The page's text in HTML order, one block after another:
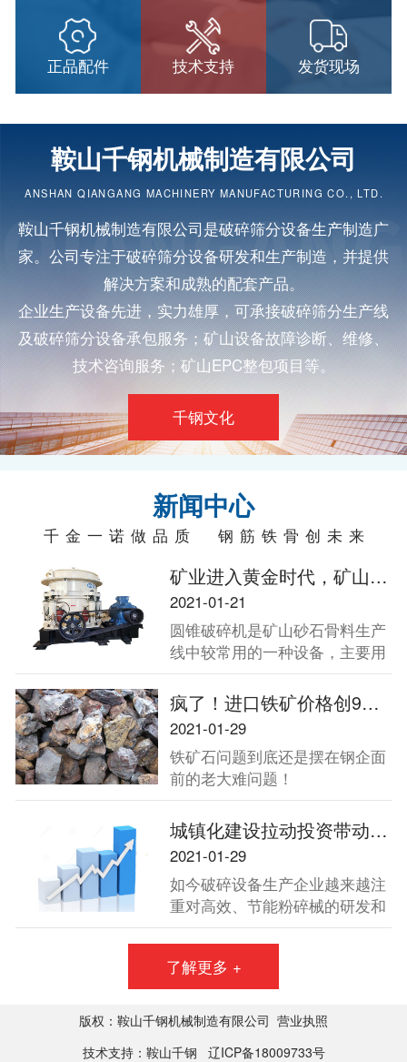
正品配件 技术支持 发货现场
鞍山千钢机械制造有限公司
ANSHAN QIANGANG MACHINERY MANUFACTURING CO., LTD.
鞍山千钢机械制造有限公司是破碎筛分设备生产制造广
家。公司专注于破碎筛分设备研发和生产制造，并提供
解决方案和成熟的配套产品。
企业生产设备先进，实力雄厚，可承接破碎筛分生产线
及破碎筛分设备承包服务；矿山设备故障诊断、维修、
技术咨询服务；矿山EPC整包项目等。
千钢文化
新闻中心
千金一诺做品质 钢筋铁骨创未来
矿业进入黄金时代，矿山老板如何选择适合的破碎机？
2021-01-21
圆锥破碎机是矿山砂石骨料生产
线中较常用的一种设备，主要用
于金属矿山、砂石骨料加工中的
二段破碎和三段破碎，因其破碎
能力强、产量大，被广泛用于中
硬物料的破碎作业。
疯了！进口铁矿价格创9年新高！中钢协将四大方向发力保障铁矿石供应！
2021-01-29
铁矿石问题到底还是摆在钢企面
前的老大难问题！
城镇化建设拉动投资带动破碎机增长
2021-01-29
如今破碎设备生产企业越来越注
重对高效、节能粉碎械的研发和
生产。2013年全国两会再次强调
了扩大内需，并强调要坚定不移
地把扩大内需作为经济发展的长
期战略方针，充分发挥消费的基
础作用和投资的关键作用。城镇
了解更多 +
版权：鞍山千钢机械制造有限公司 营业执照
技术支持：鞍山千钢
辽ICP备18009733号